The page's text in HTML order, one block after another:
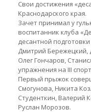
Свои достижения
Краснодарского края.
Зачет принимал у
воспитанник клуба
десантной
Дмитрий Бережецкий,
Олег Гончаров,
упражнения на III
Первый прыжок
Смогунова, Никита
Студенткин, Валерий
Руслан Морозов.